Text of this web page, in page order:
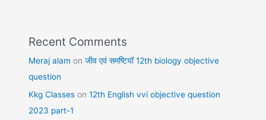
Recent Comments
Meraj alam onजीव एवं समष्टियॉ 12th biology objective
question
Kkg Classes on12th English vvi objective question
2023 part-1